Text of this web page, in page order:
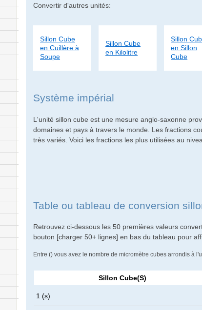
Convertir d'autres unités:
Sillon Cube
en Cuillère à
Soupe
Sillon Cube
en Kilolitre
Sillon
en Sillon
Cube
Système impérial
L'unité sillon cube est une mesure anglo-saxonne
domaines et pays à travers le monde. Les fractions
très variés. Voici les fractions les plus utilisées au
Table ou tableau de conversion
Retrouvez ci-dessous les 50 premières valeurs
bouton [charger 50+ lignes] en bas du tableau pour
Entre () vous avez le nombre de micromètre cubes arrondis à
Sillon Cube(s)
1 (s)